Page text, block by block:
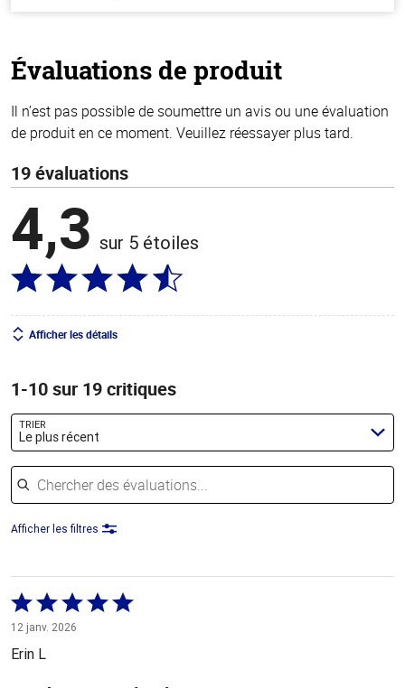
Évaluations de produit
Il n’est pas possible de soumettre un avis ou une évaluation
de produit en ce moment. Veuillez réessayer plus tard.
19 évaluations
4,3 sur 5 étoiles
Afficher les détails
1-10 sur 19 critiques
TRIER
Le plus récent
Chercher des évaluations
Afficher les filtres
Coté
5 sur
5
12 janv. 2026
Erin L